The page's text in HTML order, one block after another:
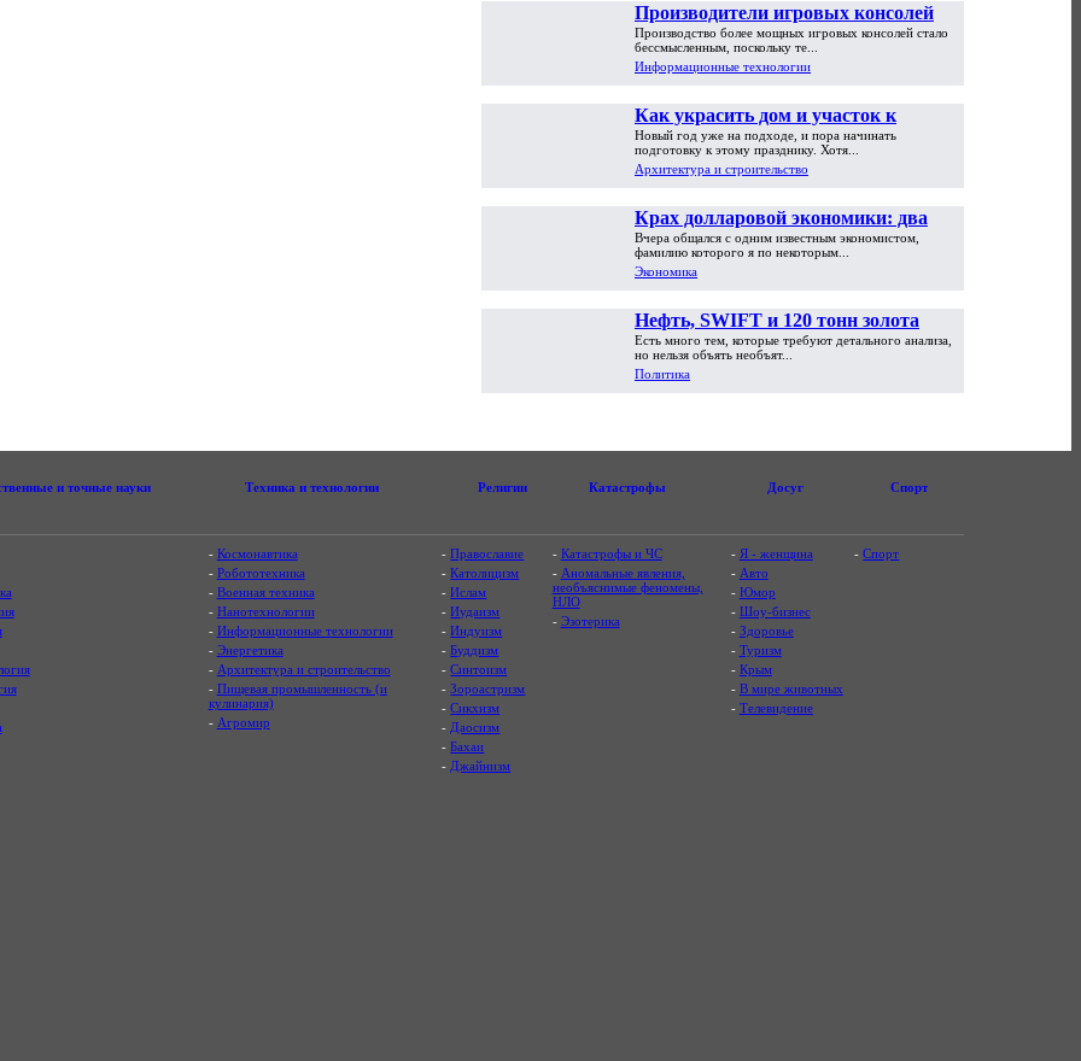
Производители игровых консолей
достигли предела возможностей
Производство более мощных игровых консолей стало
бессмысленным, поскольку те...
Информационные технологии
Как украсить дом и участок к
Новому году
Новый год уже на подходе, и пора начинать
подготовку к этому празднику. Хотя...
Архитектура и строительство
Крах долларовой экономики: два
пути обрушения
Вчера общался с одним известным экономистом,
фамилию которого я по некоторым...
Экономика
Нефть, SWIFT и 120 тонн золота
Есть много тем, которые требуют детального анализа,
но нельзя объять необъят...
Политика
и точные науки Техника и технологии Религии Катастрофы Досуг Спорт
- Космонавтика
- Робототехника
- Военная техника
- Нанотехнологии
- Информационные технологии
- Энергетика
- Архитектура и строительство
- Пищевая промышленность (и
кулинария)
- Агромир
-Православие
-Католицизм
-Ислам
-Иудаизм
-Индуизм
-Буддизм
-Синтоизм
-Зороастризм
-Сикхизм
- Даосизм
-Бахаи
- Джайнизм
- Катастрофы и ЧС
- Аномальные явления,
необъяснимые феномены,
НЛО
- Эзотерика
- Я - женщина
- Авто
- Юмор
- Шоу-бизнес
- Здоровье
- Туризм
- Крым
- В мире животных
- Телевидение
-Спорт